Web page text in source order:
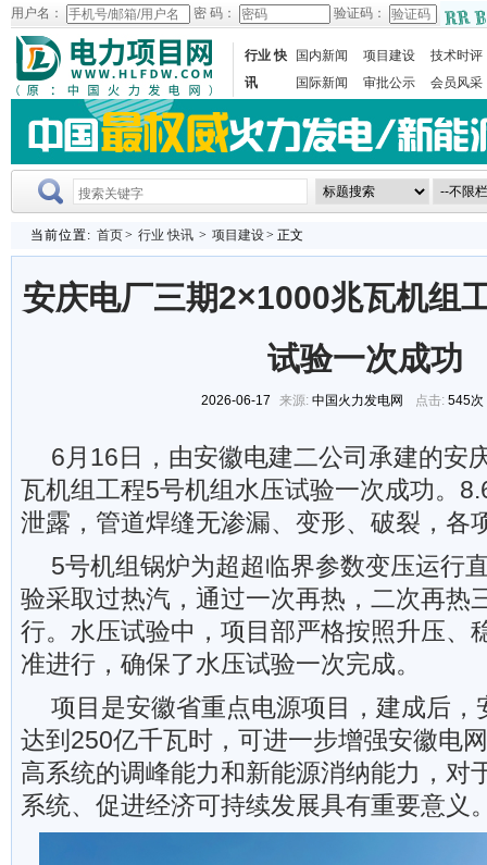
用户名： 密 码： 验证码：
行业 快
讯
国内新闻 项目建设
技术时评
国际新闻
审批公示 会员风采
当前位置: 首页> 行业 快讯 > 项目建设> 正文
安庆电厂三期2×1000兆瓦机组
试验一次成功
2026-06-17 来源: 中国火力发电网 点击: 545次
6月16日，由安徽电建二公司承建的安
瓦机组工程5号机组水压试验一次成功。
泄露，管道焊缝无渗漏、变形、破裂，各
5号机组锅炉为超超临界参数变压运行
验采取过热汽，通过一次再热，二次再热
行。水压试验中，项目部严格按照升压、
准进行，确保了水压试验一次完成。
项目是安徽省重点电源项目，建成后，
达到250亿千瓦时，可进一步增强安徽电
高系统的调峰能力和新能源消纳能力，对
系统、促进经济可持续发展具有重要意义